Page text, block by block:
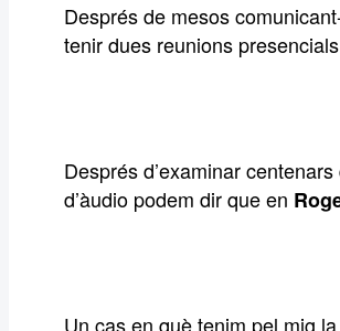
Després de mesos
tenir dues reunions
Després d’examinar
d’àudio podem dir que en
Un cas en què tenim pel mig